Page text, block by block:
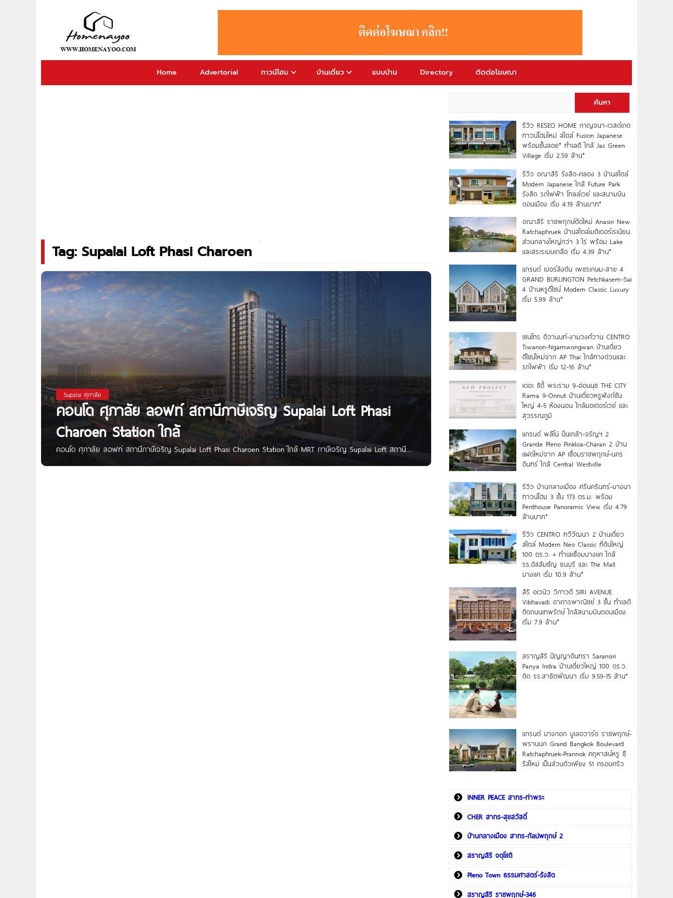
Home Advertorial ทาวน์โฮม บ้านเดี่ยว แบบบ้าน Directory ติดต่อโฆษณา
Tag: Supalai Loft Phasi Charoen
Supalai ศุภาลัย
คอนโด ศุภาลัย ลอฟท์ สถานีภาษีเจริญ Supalai Loft Phasi
Charoen Station ใกล้
คอนโด ศุภาลัย ลอฟท์ สถานีภาษีเจริญ Supalai Loft Phasi Charoen Station ใกล้ MRT ภาษีเจริญ Supalai Loft สถานี
ค้นหา
รีวิว RESEO HOME กาญจนา-เวสต์เกต
ทาวน์โฮมใหม่ สไตล์ Fusion Japanese
พร้อมชั้นลอย* ทำเลดี ใกล้ Jas Green
Village เริ่ม 2.59 ล้าน*
รีวิว อณาสิริ รังสิต-คลอง 3 บ้านสไตล์
Modern Japanese ใกล้ Future Park
รังสิต รถไฟฟ้า โทลล์เวย์ และสนามบิน
ดอนเมือง เริ่ม 4.19 ล้านบาท*
อณาสิริ ราชพฤกษ์ตัดใหม่ Anasiri New
Ratchaphruek บ้านสไตล์เมดิเตอร์เรเนียน
ส่วนกลางใหญ่กว่า 3 ไร่ พร้อม Lake
และสระระบบเกลือ เริ่ม 4.39 ล้าน*
แกรนด์ เบอร์ลิงตัน เพชรเกษม-สาย 4
GRAND BURLINGTON Petchkasem-Sai
4 บ้านหรูดีไซน์ Modern Classic Luxury
เริ่ม 5.99 ล้าน*
เซนโทร ติวานนท์-งามวงศ์วาน CENTRO
Tiwanon-Ngamwongwan บ้านเดี่ยว
ดีไซน์ใหม่จาก AP Thai ใกล้ทางด่วนและ
รถไฟฟ้า เริ่ม 12-16 ล้าน*
เดอะ ซิตี้ พระราม 9-อ่อนนุช THE CITY
Rama 9-Onnut บ้านเดี่ยวหรูฟังก์ชัน
ใหญ่ 4-5 ห้องนอน ใกล้มอเตอร์เวย์ และ
สุวรรณภูมิ
แกรนด์ พลีโน่ ปิ่นเกล้า-จรัญฯ 2
Grande Pleno Pinkloa-Charan 2 บ้าน
แฝดใหม่จาก AP เชื่อมราชพฤกษ์-นคร
อินทร์ ใกล้ Central Westville
รีวิว บ้านกลางเมือง ศรีนครินทร์-บางนา
ทาวน์โฮม 3 ชั้น 173 ตร.ม. พร้อม
Penthouse Panoramic View เริ่ม 4.79
ล้านบาท*
รีวิว CENTRO ทวีวัฒนา 2 บ้านเดี่ยว
สไตล์ Modern Neo Classic ที่ดินใหญ่
100 ตร.ว. + ทำเลเชื่อมบางแค ใกล้
รร.อัสสัมชัญ ธนบุรี และ The Mall
บางแค เริ่ม 10.9 ล้าน*
สิริ อเวนิว วิภาวดี SIRI AVENUE
Vibhavadi อาคารพาณิชย์ 3 ชั้น ทำเลดี
ติดถนนเทพรักษ์ ใกล้สนามบินดอนเมือง
เริ่ม 7.9 ล้าน*
สราญสิริ ปัญญาอินทรา Saransiri
Panya Indra บ้านเดี่ยวใหญ่ 100 ตร.ว.
ดิด รร.สาธิตพัฒนา เริ่ม 9.59-15 ล้าน*
แกรนด์ บางกอก บูเลอวาร์ด ราชพฤกษ์-
พรานนก Grand Bangkok Boulevard
Ratchaphruek-Prannok คฤหาสน์หรู ซี
รีส์ใหม่ เป็นส่วนตัวเพียง 51 ครอบครัว
INNER PEACE สาทร-ท่าพระ
CHER สาทร-สุขสวัสดิ์
บ้านกลางเมือง สาทร-กัลปพฤกษ์ 2
สราญสิริ จตุโชติ
Pleno Town ธรรมศาสตร์-รังสิต
สราญสิริ ราชพฤกษ์-346